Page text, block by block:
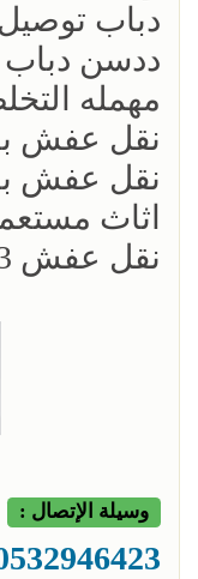
دباب
ددسن
مهمله
نقل عفش
نقل عفش
اثاث
نقل عفش 0532946423
وسيلة الإتصال :